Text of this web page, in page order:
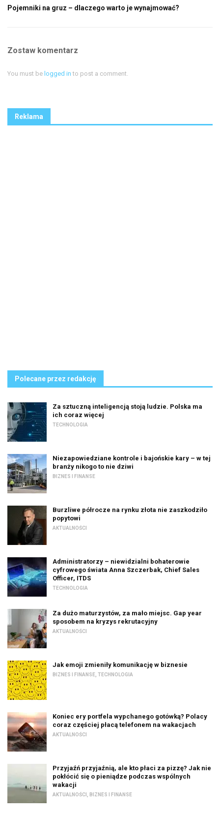
Pojemniki na gruz – dlaczego warto je wynajmować?
Zostaw komentarz
You must be logged in to post a comment.
Reklama
Polecane przez redakcję
Za sztuczną inteligencją stoją ludzie. Polska ma
ich coraz więcej
TECHNOLOGIA
Niezapowiedziane kontrole i bajońskie kary – w tej
branży nikogo to nie dziwi
BIZNES I FINANSE
Burzliwe półrocze na rynku złota nie zaszkodziło
popytowi
AKTUALNOŚCI
Administratorzy – niewidzialni bohaterowie
cyfrowego świata Anna Szczerbak, Chief Sales
Officer, ITDS
TECHNOLOGIA
Za dużo maturzystów, za mało miejsc. Gap year
sposobem na kryzys rekrutacyjny
AKTUALNOŚCI
Jak emoji zmieniły komunikację w biznesie
BIZNES I FINANSE TECHNOLOGIA
Koniec ery portfela wypchanego gotówką? Polacy
coraz częściej płacą telefonem na wakacjach
AKTUALNOŚCI
Przyjaźń przyjaźnią, ale kto płaci za pizzę? Jak nie
pokłócić się o pieniądze podczas wspólnych
wakacji
AKTUALNOŚCI BIZNES I FINANSE